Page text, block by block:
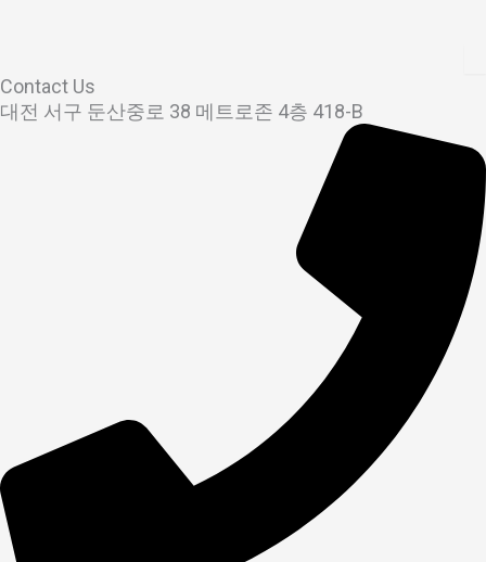
Contact Us
대전 서구 둔산중로 38 메트로존 4층 418-B